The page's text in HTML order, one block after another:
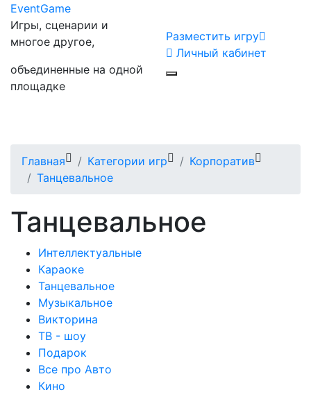
EventGame
Игры, сценарии и
многое другое,
объединенные на одной
площадке
Разместить игру
Личный кабинет
Главная Категории игр
Корпоратив
Танцевальное
Танцевальное
Интеллектуальные
Караоке
Танцевальное
Музыкальное
Викторина
ТВ - шоу
Подарок
Все про Авто
Кино